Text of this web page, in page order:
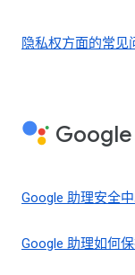
隐私权方面的常见
Google 助理安全
Google 助理如何